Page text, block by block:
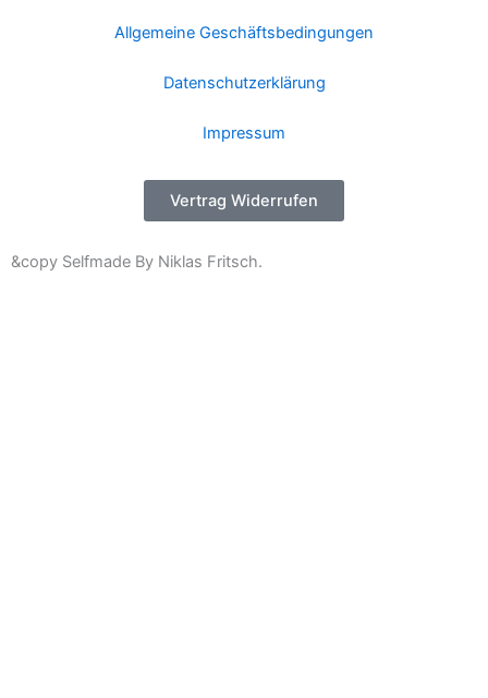
Allgemeine Geschäftsbedingungen
Datenschutzerklärung
Impressum
Vertrag Widerrufen
&copy Selfmade By Niklas Fritsch.